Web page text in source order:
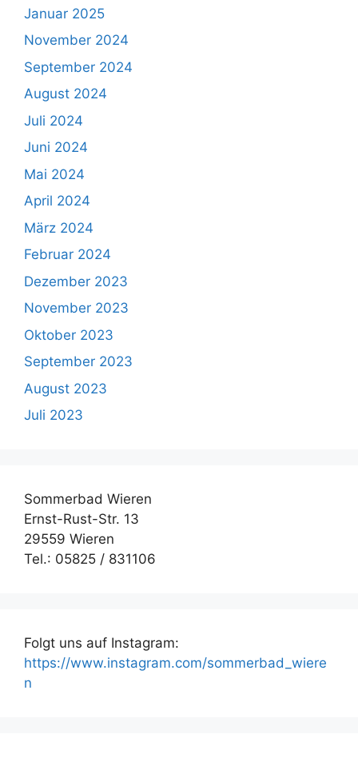
Januar 2025
November 2024
September 2024
August 2024
Juli 2024
Juni 2024
Mai 2024
April 2024
März 2024
Februar 2024
Dezember 2023
November 2023
Oktober 2023
September 2023
August 2023
Juli 2023
Sommerbad Wieren
Ernst-Rust-Str. 13
29559 Wieren
Tel.: 05825 / 831106
Folgt uns auf Instagram:
https://www.instagram.com/sommerbad_wiere
n